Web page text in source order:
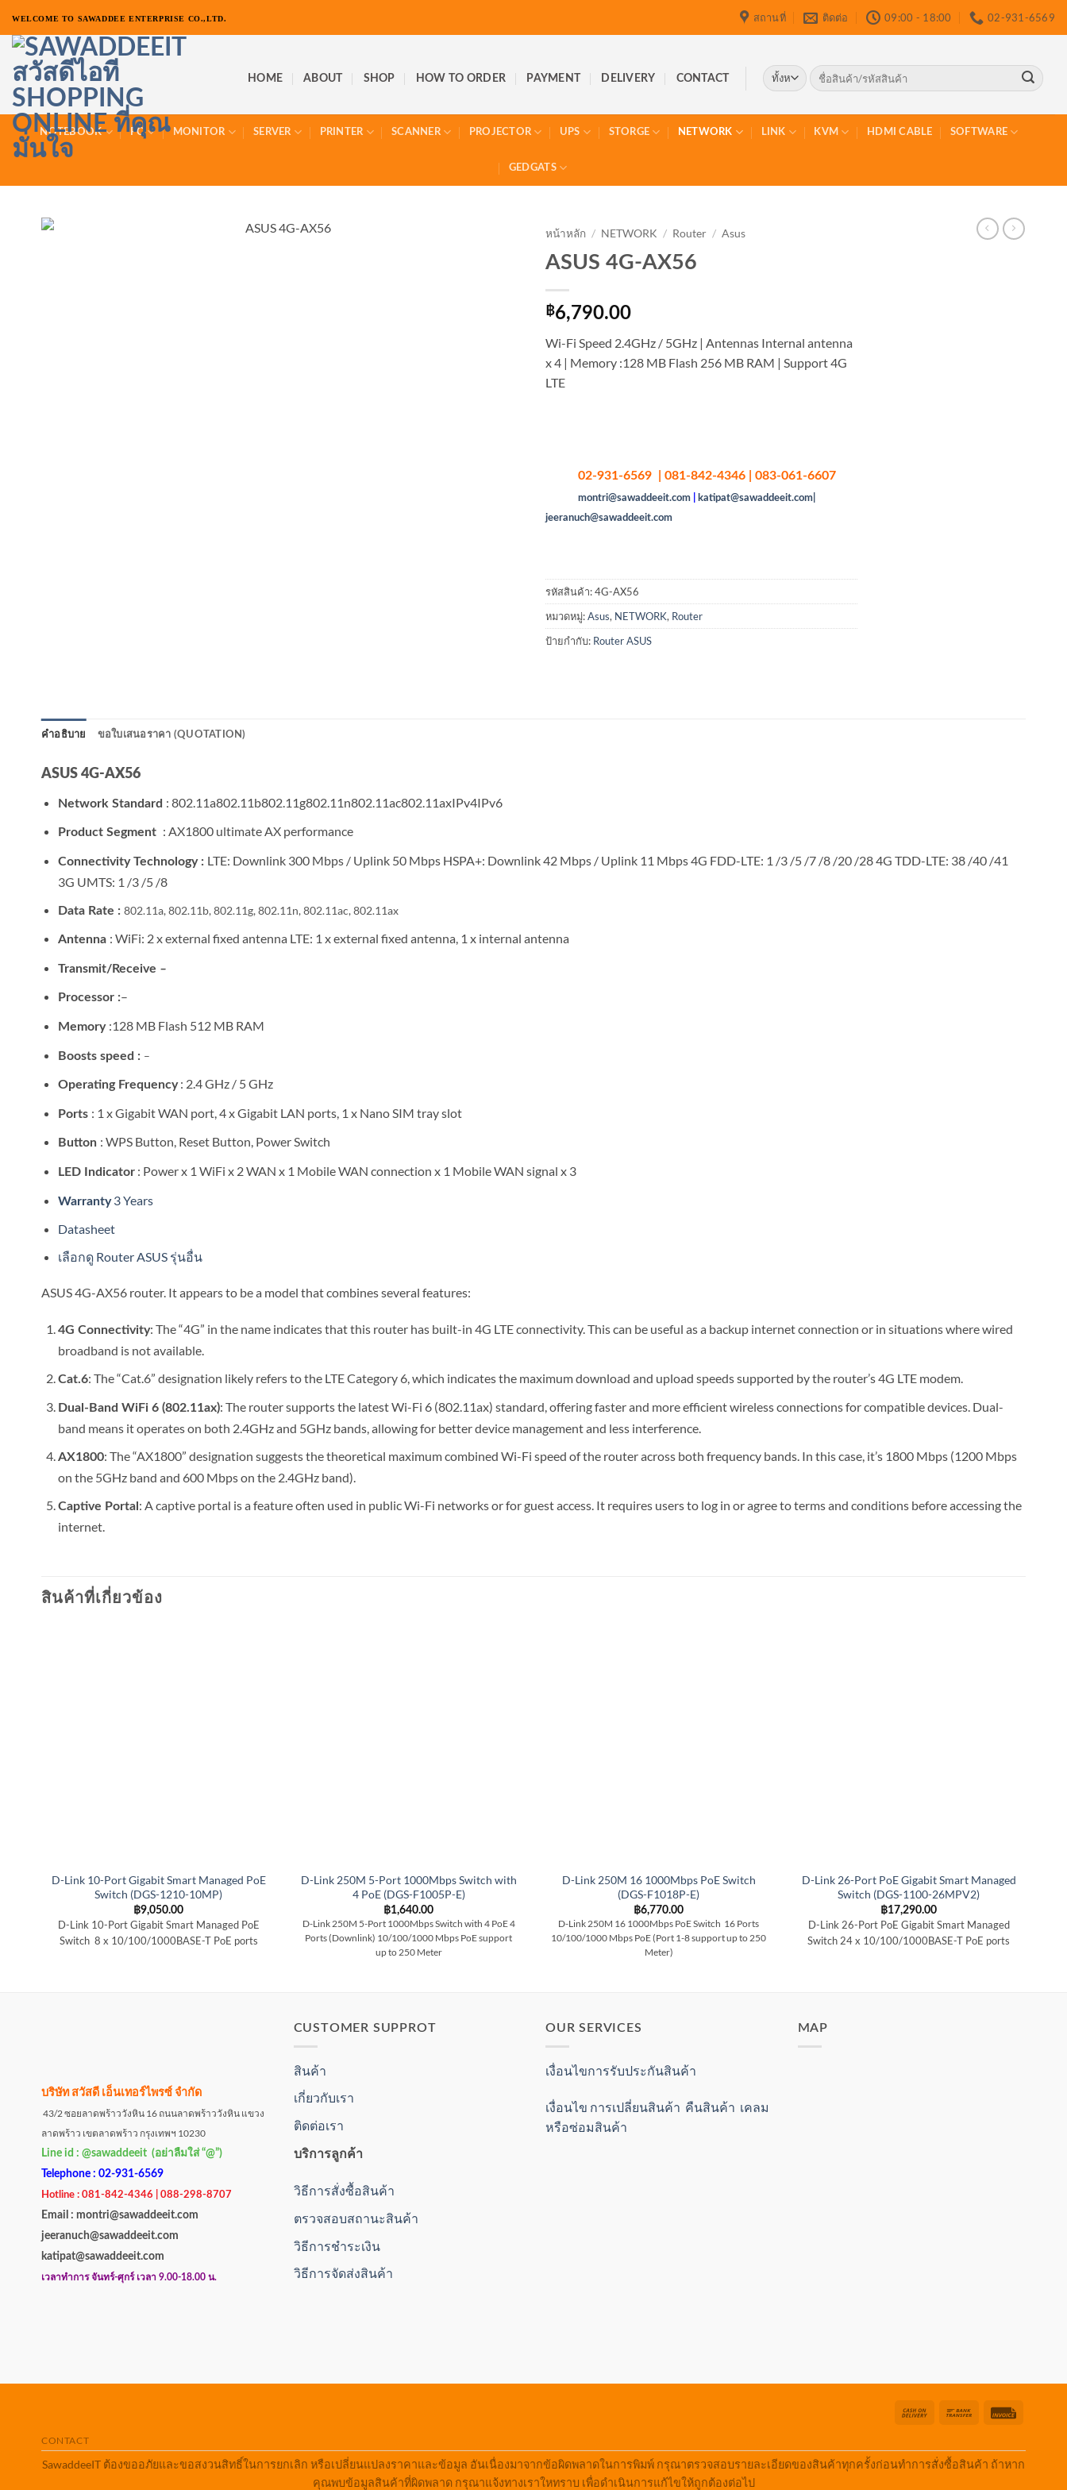
ยัง
เนื้อหา
WELCOME TO SAWADDEE ENTERPRISE CO.,LTD. สถานที่ ติดต่อ 09:00 - 18:00 02-931-6569
HOME ABOUT SHOP HOW TO ORDER PAYMENT DELIVERY CONTACT
ค้นหา:
NOTEBOOK PC MONITOR SERVER PRINTER SCANNER PROJECTOR UPS STORGE NETWORK LINK KVM HDMI CABLE SOFTWARE
GEDGATS
หน้าหลัก / NETWORK / Router / Asus
ASUS 4G-AX56
฿6,790.00
Wi-Fi Speed 2.4GHz / 5GHz | Antennas Internal antenna
x 4 | Memory :128 MB Flash 256 MB RAM | Support 4G
LTE
02-931-6569 | 081-842-4346 | 083-061-6607
montri@sawaddeeit.com katipat@sawaddeeit.com|
jeeranuch@sawaddeeit.com
รหัสสินค้า:4G-AX56
หมวดหมู่:Asus, NETWORK, Router
ป้ายกำกับ: Router ASUS
คำอธิบาย ขอใบเสนอราคา (QUOTATION)
ASUS 4G-AX56
Network Standard : 802.11a802.11b802.11g802.11n802.11ac802.11axIPv4IPv6
Product Segment : AX1800 ultimate AX performance
Connectivity Technology : LTE: Downlink 300 Mbps / Uplink 50 Mbps HSPA+: Downlink 42 Mbps / Uplink 11 Mbps 4G FDD-LTE: 1 /3 /5 /7 /8 /20 /28 4G TDD-LTE: 38 /40 /41
3G UMTS: 1 /3 /5 /8
Data Rate : 802.11a, 802.11b, 802.11g, 802.11n, 802.11ac, 802.11ax
Antenna : WiFi: 2 x external fixed antenna LTE: 1 x external fixed antenna, 1 x internal antenna
Transmit/Receive –
Processor :–
Memory :128 MB Flash 512 MB RAM
Boosts speed : –
Operating Frequency: 2.4 GHz / 5 GHz
Ports : 1 x Gigabit WAN port, 4 x Gigabit LAN ports, 1 x Nano SIM tray slot
Button : WPS Button, Reset Button, Power Switch
LED Indicator: Power x 1 WiFi x 2 WAN x 1 Mobile WAN connection x 1 Mobile WAN signal x 3
Warranty3 Years
Datasheet
เลือกดู Router ASUS รุ่นอื่น
ASUS 4G-AX56 router. It appears to be a model that combines several features:
4G Connectivity: The “4G” in the name indicates that this router has built-in 4G LTE connectivity. This can be useful as a backup internet connection or in situations where wired
broadband is not available.
Cat.6: The “Cat.6” designation likely refers to the LTE Category 6, which indicates the maximum download and upload speeds supported by the router’s 4G LTE modem.
Dual-Band WiFi 6 (802.11ax): The router supports the latest Wi-Fi 6 (802.11ax) standard, offering faster and more efficient wireless connections for compatible devices. Dual-
band means it operates on both 2.4GHz and 5GHz bands, allowing for better device management and less interference.
AX1800: The “AX1800” designation suggests the theoretical maximum combined Wi-Fi speed of the router across both frequency bands. In this case, it’s 1800 Mbps (1200 Mbps
on the 5GHz band and 600 Mbps on the 2.4GHz band).
Captive Portal : A captive portal is a feature often used in public Wi-Fi networks or for guest access. It requires users to log in or agree to terms and conditions before accessing the
internet.
สินค้าที่เกี่ยวข้อง
D-Link 10-Port Gigabit Smart Managed PoE
Switch (DGS-1210-10MP)
฿9,050.00
D-Link 10-Port Gigabit Smart Managed PoE
Switch 8 x 10/100/1000BASE-T PoE ports
D-Link 250M 5-Port 1000Mbps Switch with
4 PoE (DGS-F1005P-E)
฿1,640.00
D-Link 250M 5-Port 1000Mbps Switch with 4 PoE 4
Ports (Downlink) 10/100/1000 Mbps PoE support
up to 250 Meter
D-Link 250M 16 1000Mbps PoE Switch
(DGS-F1018P-E)
฿6,770.00
D-Link 250M 16 1000Mbps PoE Switch 16 Ports
10/100/1000 Mbps PoE (Port 1-8 support up to 250
Meter)
D-Link 26-Port PoE Gigabit Smart Managed
Switch (DGS-1100-26MPV2)
฿17,290.00
D-Link 26-Port PoE Gigabit Smart Managed
Switch24 x 10/100/1000BASE-T PoE ports
บริษัท สวัสดี เอ็นเทอร์ไพรซ์ จำกัด
43/2 ซอยลาดพร้าววังหิน 16 ถนนลาดพร้าววังหิน แขวง
ลาดพร้าว เขตลาดพร้าว กรุงเทพฯ 10230
Line id : @sawaddeeit (อย่าลืมใส่ “@”)
Telephone : 02-931-6569
Hotline : 081-842-4346 | 088-298-8707
Email : montri@sawaddeeit.com
jeeranuch@sawaddeeit.com
katipat@sawaddeeit.com
เวลาทำการ จันทร์-ศุกร์ เวลา 9.00-18.00 น.
CUSTOMER SUPPROT
สินค้า
เกี่ยวกับเรา
ติดต่อเรา
บริการลูกค้า
วิธีการสั่งซื้อสินค้า
ตรวจสอบสถานะสินค้า
วิธีการชำระเงิน
วิธีการจัดส่งสินค้า
OUR SERVICES
เงื่อนไขการรับประกันสินค้า
เงื่อนไข การเปลี่ยนสินค้า คืนสินค้า เคลม
หรือซ่อมสินค้า
MAP
Cash
Delivery
Bank
CONTACT
SawaddeeIT ต้องขออภัยและขอสงวนสิทธิ์ในการยกเลิก หรือเปลี่ยนแปลงราคาและข้อมูล อันเนื่องมาจากข้อผิดพลาดในการพิมพ์ กรุณาตรวจสอบรายละเอียดของสินค้าทุกครั้งก่อนทำการสั่งซื้อสินค้า ถ้าหาก
คุณพบข้อมูลสินค้าที่ผิดพลาด กรุณาแจ้งทางเราใหทราบ เพื่อดำเนินการแก้ไขให้ถูกต้องต่อไป